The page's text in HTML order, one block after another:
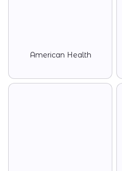
American Health